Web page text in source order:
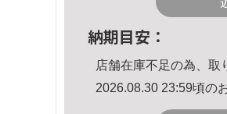
納期目安：
店舗在庫不足の為、取
2026.08.30 23:59頃の